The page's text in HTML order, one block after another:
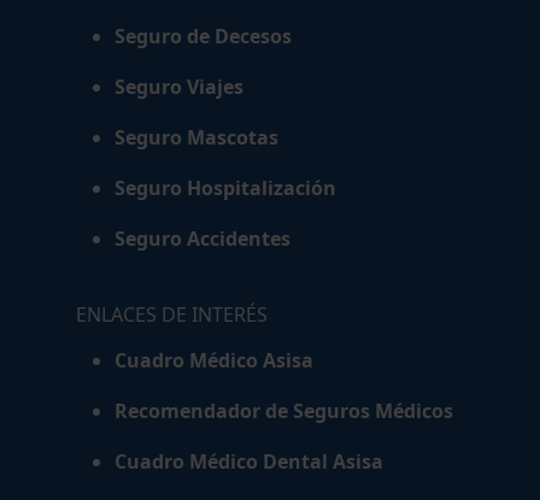
Seguro de Decesos
Seguro Viajes
Seguro Mascotas
Seguro Hospitalización
Seguro Accidentes
ENLACES DE INTERÉS
Cuadro Médico Asisa
Recomendador de Seguros Médicos
Cuadro Médico Dental Asisa